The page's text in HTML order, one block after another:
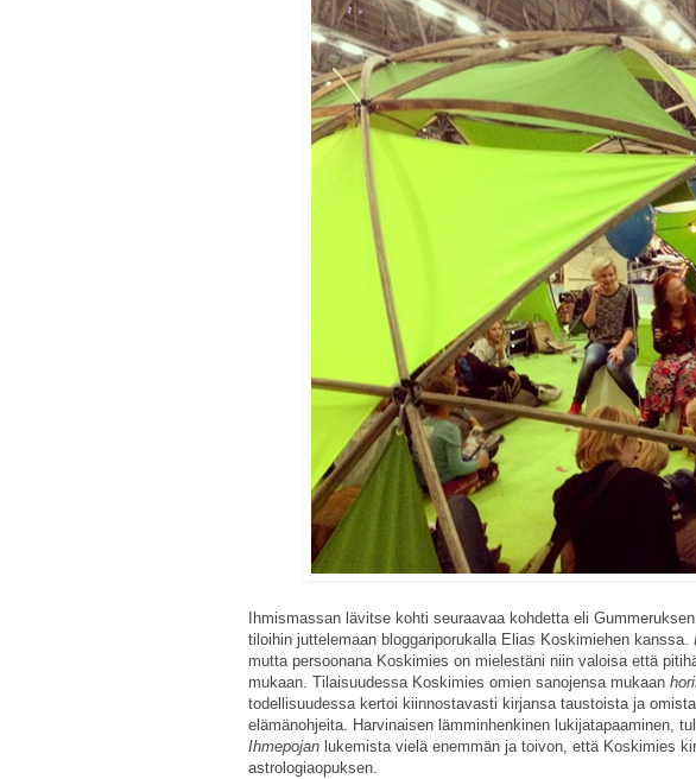
Ihmismassan lävitse kohti seuraavaa kohdetta eli
tiloihin juttelemaan bloggariporukalla Elias Koskimiehen kanssa.
mutta persoonana Koskimies on mielestäni niin valoisa että
mukaan. Tilaisuudessa Koskimies omien sanojensa mukaan
todellisuudessa kertoi kiinnostavasti kirjansa taustoista ja
elämänohjeita. Harvinaisen lämminhenkinen lukijatapaaminen,
Ihmepojan lukemista vielä enemmän ja toivon, että Koskimies
astrologiaopuksen.